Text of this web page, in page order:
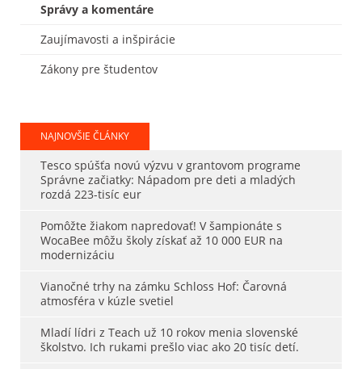
Správy a komentáre
Zaujímavosti a inšpirácie
Zákony pre študentov
NAJNOVŠIE ČLÁNKY
Tesco spúšťa novú výzvu v grantovom programe
Správne začiatky: Nápadom pre deti a mladých
rozdá 223-tisíc eur
Pomôžte žiakom napredovať! V šampionáte s
WocaBee môžu školy získať až 10 000 EUR na
modernizáciu
Vianočné trhy na zámku Schloss Hof: Čarovná
atmosféra v kúzle svetiel
Mladí lídri z Teach už 10 rokov menia slovenské
školstvo. Ich rukami prešlo viac ako 20 tisíc detí.